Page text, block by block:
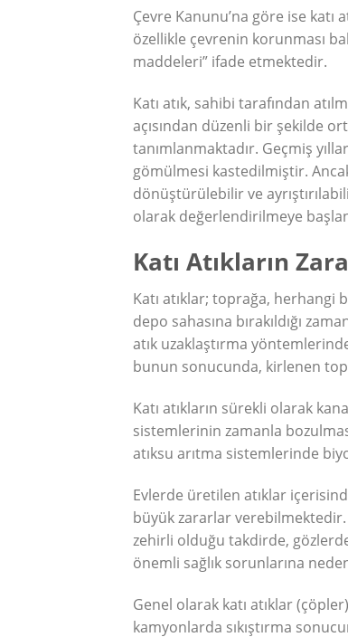
Çevre Kanunu’na göre ise
özellikle çevrenin korunması
maddeleri” ifade etmektedir.
Katı atık, sahibi tarafından
açısından düzenli bir şekilde
tanımlanmaktadır. Geçmiş
gömülmesi kastedilmiştir.
dönüştürülebilir ve
olarak değerlendirilmeye
Katı Atıkların
Katı atıklar; toprağa, herhangi
depo sahasına bırakıldığı
atık uzaklaştırma
bunun sonucunda, kirlenen
Katı atıkların sürekli olarak
sistemlerinin zamanla
atıksu arıtma sistemlerinde
Evlerde üretilen atıklar
büyük zararlar verebilmektedir.
zehirli olduğu takdirde,
önemli sağlık sorunlarına
Genel olarak katı atıklar
kamyonlarda sıkıştırma